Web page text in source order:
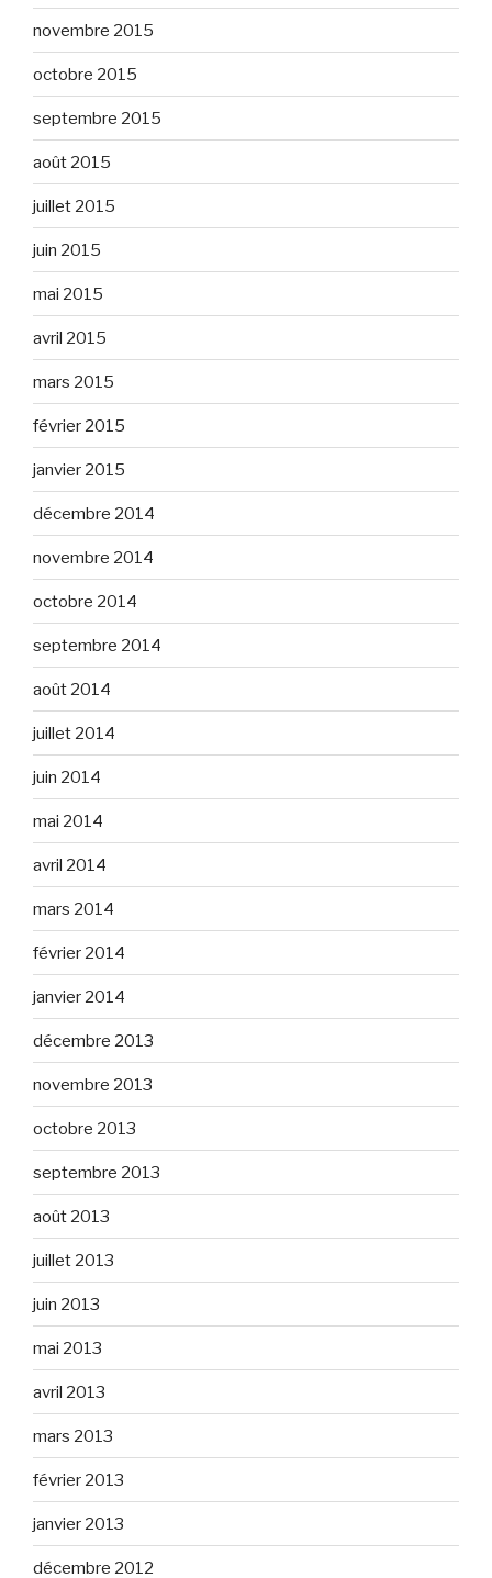
novembre 2015
octobre 2015
septembre 2015
août 2015
juillet 2015
juin 2015
mai 2015
avril 2015
mars 2015
février 2015
janvier 2015
décembre 2014
novembre 2014
octobre 2014
septembre 2014
août 2014
juillet 2014
juin 2014
mai 2014
avril 2014
mars 2014
février 2014
janvier 2014
décembre 2013
novembre 2013
octobre 2013
septembre 2013
août 2013
juillet 2013
juin 2013
mai 2013
avril 2013
mars 2013
février 2013
janvier 2013
décembre 2012